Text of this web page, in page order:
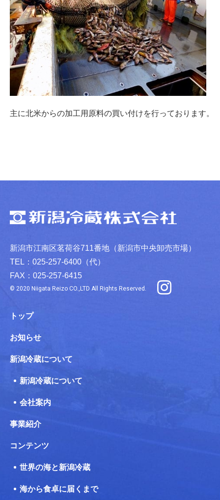
主に北米からの加工用原料の買い付けを行っております。
新潟市江南区茗荷谷711番地（新潟市中央卸売市場）
TEL：025-257-6400（代）
FAX：025-257-6415
© 2020 Niigata Reizo CO.,LTD All Rights Reserved.
トップ
お知らせ
新潟冷蔵について
新潟冷蔵について
会社案内
事業紹介
コンテンツ
世界の海と新潟冷蔵
海から食卓に届くまで